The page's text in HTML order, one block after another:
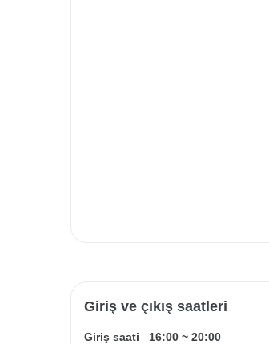
Giriş ve çıkış saatleri
Giriş saati 16:00 ~ 20:00